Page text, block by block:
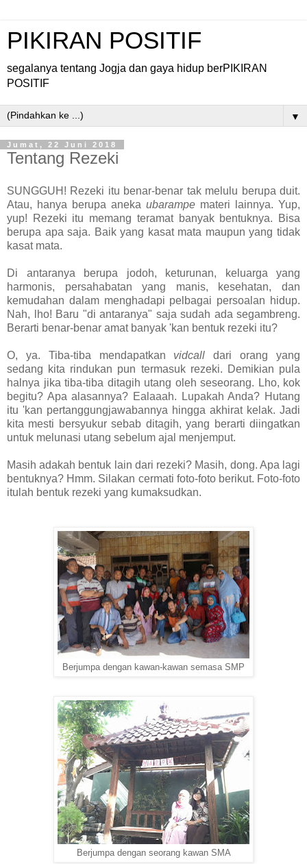
PIKIRAN POSITIF
segalanya tentang Jogja dan gaya hidup berPIKIRAN
POSITIF
▼
Jumat, 22 Juni 2018
Tentang Rezeki
SUNGGUH! Rezeki itu benar-benar tak melulu berupa duit.
Atau, hanya berupa aneka ubarampe materi lainnya. Yup,
yup! Rezeki itu memang teramat banyak bentuknya. Bisa
berupa apa saja. Baik yang kasat mata maupun yang tidak
kasat mata.
Di antaranya berupa jodoh, keturunan, keluarga yang
harmonis, persahabatan yang manis, kesehatan, dan
kemudahan dalam menghadapi pelbagai persoalan hidup.
Nah, lho! Baru "di antaranya" saja sudah ada segambreng.
Berarti benar-benar amat banyak 'kan bentuk rezeki itu?
O, ya. Tiba-tiba mendapatkan vidcall dari orang yang
sedang kita rindukan pun termasuk rezeki. Demikian pula
halnya jika tiba-tiba ditagih utang oleh seseorang. Lho, kok
begitu? Apa alasannya? Ealaaah. Lupakah Anda? Hutang
itu 'kan pertanggungjawabannya hingga akhirat kelak. Jadi
kita mesti bersyukur sebab ditagih, yang berarti diingatkan
untuk melunasi utang sebelum ajal menjemput.
Masih adakah bentuk lain dari rezeki? Masih, dong. Apa lagi
bentuknya? Hmm. Silakan cermati foto-foto berikut. Foto-foto
itulah bentuk rezeki yang kumaksudkan.
Berjumpa dengan kawan-kawan semasa SMP
Berjumpa dengan seorang kawan SMA